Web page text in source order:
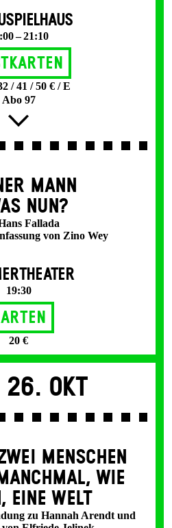
– 21:10
/ 41 / 50 € / E
Abo 97
MANN
NUN?
Fallada
von Zino Wey
19:30
20 €
26. Okt
MENSCHEN
WIE
EINE WELT
zu Hannah Arendt und